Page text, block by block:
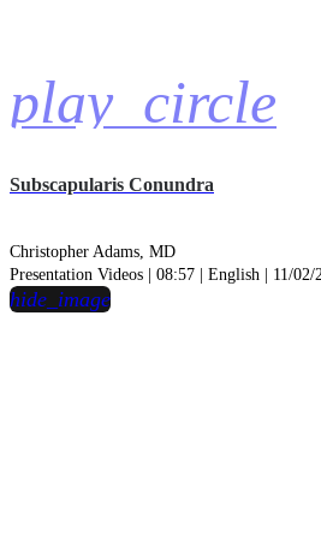
play_circle
Subscapularis Conundra
Christopher Adams, MD
Presentation Videos | 08:57 | English | 11/
hide_image